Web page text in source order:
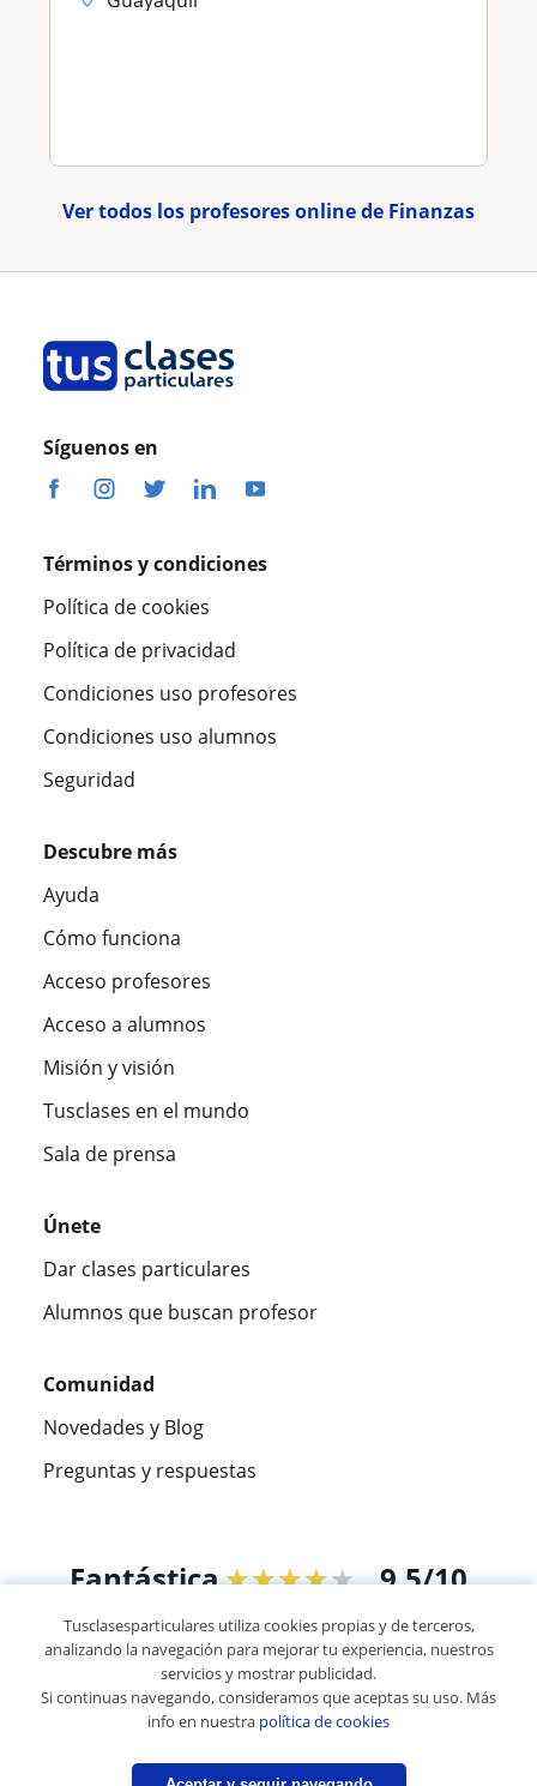
Ver todos los profesores online de Finanzas
Síguenos en
Términos y condiciones
Política de cookies
Política de privacidad
Condiciones uso profesores
Condiciones uso alumnos
Seguridad
Descubre más
Ayuda
Cómo funciona
Acceso profesores
Acceso a alumnos
Misión y visión
Tusclases en el mundo
Sala de prensa
Únete
Dar clases particulares
Alumnos que buscan profesor
Comunidad
Novedades y Blog
Preguntas y respuestas
Fantástica★★★★★ 9,5/10
305826opiniones de alumnos
© 2007 - 2026 Tusclasesparticulares.com.ec
Mapa web:Profesores particulares
Tusclasesparticulares utiliza cookies propias y de terceros,
analizando la navegación para mejorar tu experiencia, nuestros
servicios y mostrar publicidad.
Si continuas navegando, consideramos que aceptas su uso. Más
info en nuestra política de cookies